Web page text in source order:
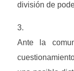
división de
Ante la